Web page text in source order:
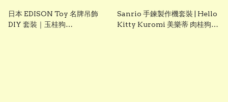
日本 EDISON Toy 名牌吊飾
DIY 套裝｜玉桂狗
Sanrio 手鍊製作機套裝 | Hello
Kitty Kuromi 美樂蒂 肉桂狗